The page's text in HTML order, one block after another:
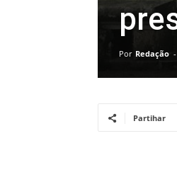
Por Redação -
Partihar